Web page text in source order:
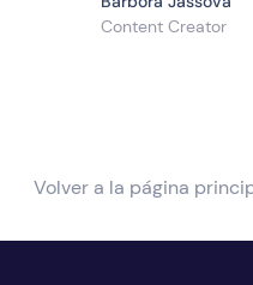
Content Creator
Volver a la página